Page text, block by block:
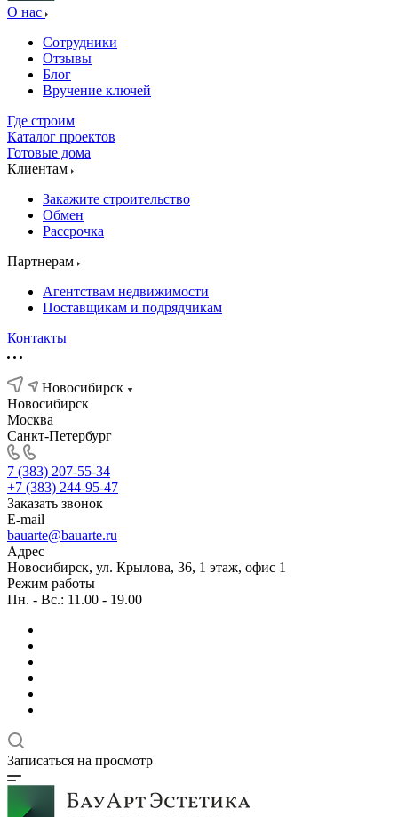
О нас
Сотрудники
Отзывы
Блог
Вручение ключей
Где строим
Каталог проектов
Готовые дома
Клиентам
Закажите строительство
Обмен
Рассрочка
Партнерам
Агентствам недвижимости
Поставщикам и подрядчикам
Контакты
Новосибирск
Новосибирск
Москва
Санкт-Петербург
7 (383) 207-55-34
+7 (383) 244-95-47
Заказать звонок
E-mail
bauarte@bauarte.ru
Адрес
Новосибирск, ул. Крылова, 36, 1 этаж, офис 1
Режим работы
Пн. - Вс.: 11.00 - 19.00
Записаться на просмотр